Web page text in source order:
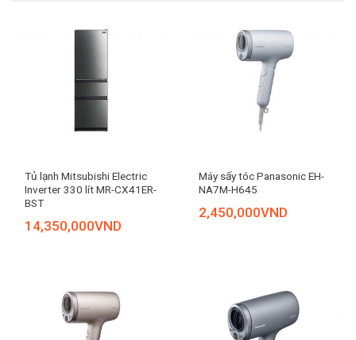
Tủ lạnh Mitsubishi Electric
Inverter 330 lít MR-CX41ER-
BST
14,350,000VND
Máy sấy tóc Panasonic EH-
NA7M-H645
2,450,000VND